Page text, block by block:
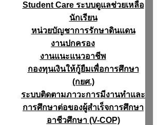
Student Care ระบบดูแลช่วยเหลือ
นักเรียน
หน่วยบัญชาการรักษาดินแดน
งานปกครอง
งานแนะแนวอาชีพ
กองทุนเงินให้กู้ยืมเพื่อการศึกษา
(กยศ.)
ระบบติดตามภาวะการมีงานทำและ
การศึกษาต่อของผู้สำเร็จการศึกษา
อาชีวศึกษา (V-COP)